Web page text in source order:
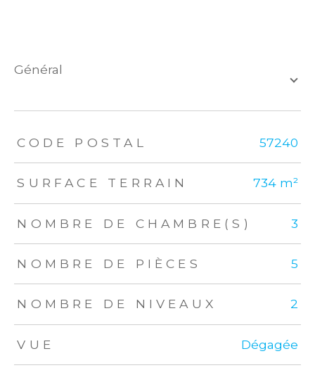
général
TRAD_ZEPHYR_Caracteristique TRAD_ZEPHYR_Valeurs
CODE POSTAL 57240
SURFACE TERRAIN 734 m²
NOMBRE DE CHAMBRE(S) 3
NOMBRE DE PIÈCES 5
NOMBRE DE NIVEAUX 2
VUE Dégagée